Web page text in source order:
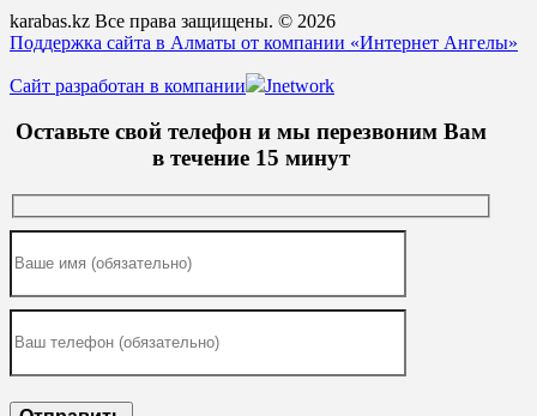
karabas.kz Все права защищены. © 2026
Поддержка сайта в Алматы от компании «Интернет Ангелы»
Сайт разработан в компании Jnetwork
Оставьте свой телефон и мы перезвоним Вам
в течение 15 минут